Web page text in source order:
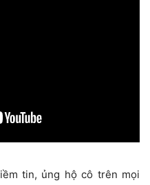
tin, ủng hộ cô trên mọi